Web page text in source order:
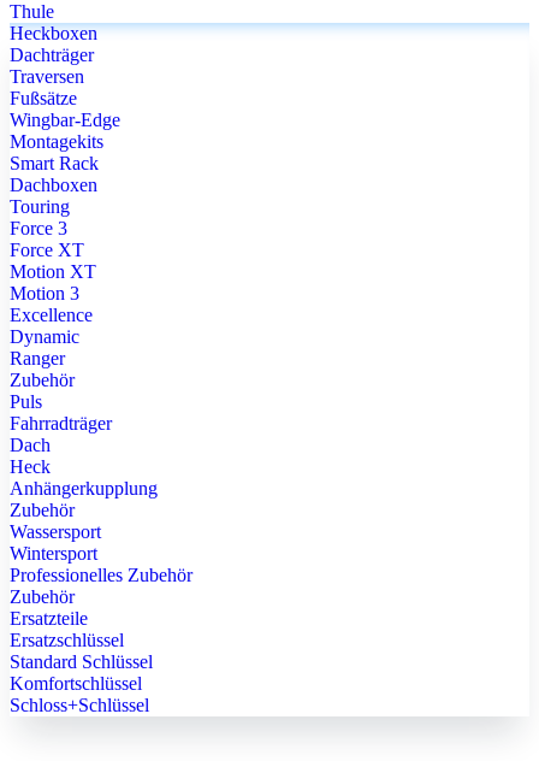
Thule
Heckboxen
Dachträger
Traversen
Fußsätze
Wingbar-Edge
Montagekits
Smart Rack
Dachboxen
Touring
Force 3
Force XT
Motion XT
Motion 3
Excellence
Dynamic
Ranger
Zubehör
Puls
Fahrradträger
Dach
Heck
Anhängerkupplung
Zubehör
Wassersport
Wintersport
Professionelles Zubehör
Zubehör
Ersatzteile
Ersatzschlüssel
Standard Schlüssel
Komfortschlüssel
Schloss+Schlüssel